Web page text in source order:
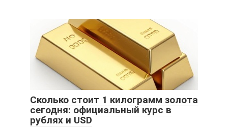
Сколько стоит 1 килограмм золота
сегодня: официальный курс в
рублях и USD